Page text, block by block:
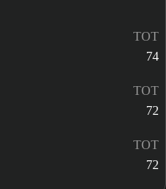
TOT
74
TOT
72
TOT
72